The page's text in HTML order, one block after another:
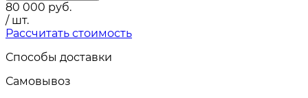
80 000 руб.
/ шт.
Рассчитать стоимость
Способы доставки
Самовывоз